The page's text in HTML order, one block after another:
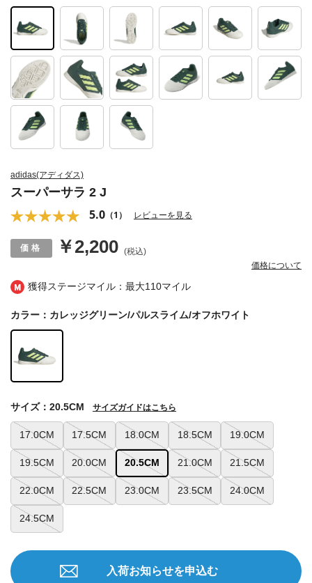
獲得ステージマイル：最大110マイル
adidas(アディダス)
スーパーサラ 2 J
5.0 （1） レビューを見る
￥2,200 (税込)
価格について
カラー：カレッジグリーン/パルスライム/オフホワイト
17.0CM 17.5CM 18.0CM 18.5CM 19.0CM
19.5CM 20.0CM 20.5CM 21.0CM 21.5CM
22.0CM 22.5CM 23.0CM 23.5CM 24.0CM
24.5CM
サイズ：20.5CM サイズガイドはこちら
入荷お知らせを申込む